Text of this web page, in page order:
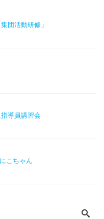
団活動研修」
導員講習会
こちゃん